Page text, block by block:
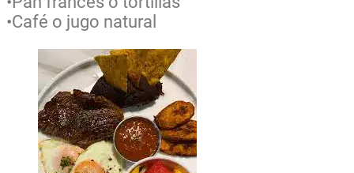
•Café o jugo natural